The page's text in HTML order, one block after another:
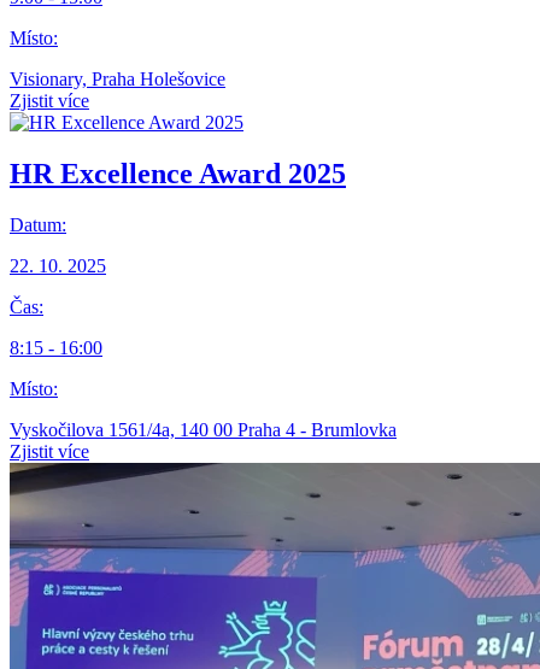
Místo:
Visionary, Praha Holešovice
Zjistit více
HR Excellence Award 2025
Datum:
22. 10. 2025
Čas:
8:15 - 16:00
Místo:
Vyskočilova 1561/4a, 140 00 Praha 4 - Brumlovka
Zjistit více